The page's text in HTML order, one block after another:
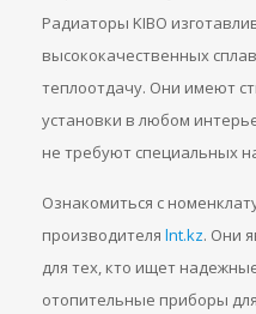
Радиаторы KIBO
высококачественных
теплоотдачу. Они имеют
установки в любом
не требуют специальных
Ознакомиться с
производителя lnt.kz. Они
для тех, кто ищет
отопительные приборы